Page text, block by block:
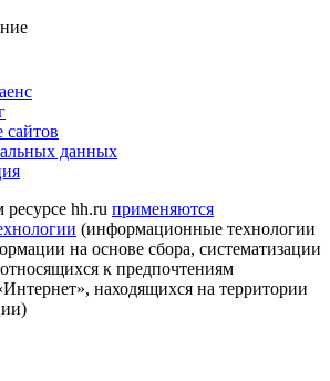
сайтов
данных
hh.ru применяются
(информационные технологии
на основе сбора, систематизации
к предпочтениям
находящихся на территории